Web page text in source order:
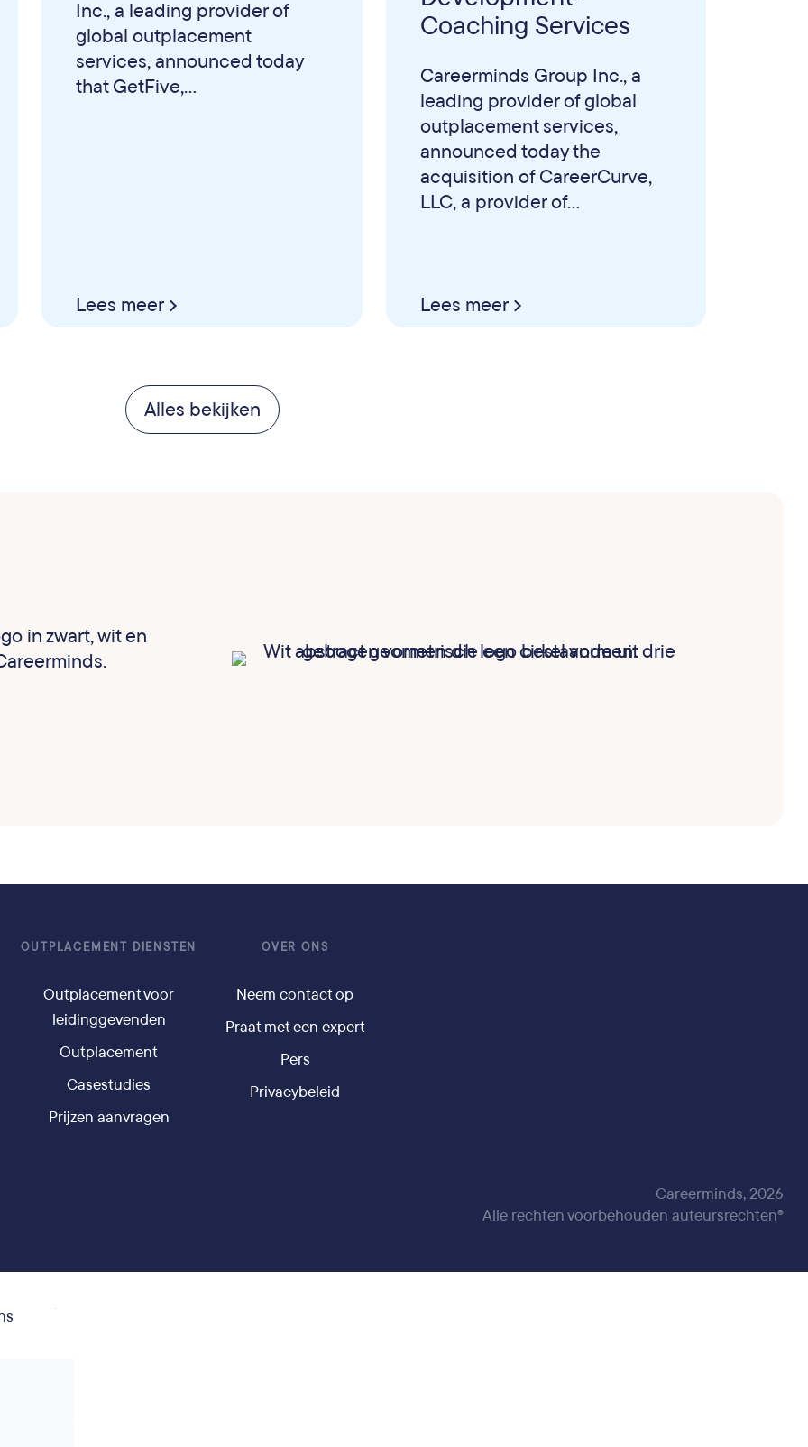
Inc., a leading provider of
global outplacement
services, announced today
that GetFive,...
Lees meer
Coaching Services
Careerminds Group Inc., a
leading provider of global
outplacement services,
announced today the
acquisition of CareerCurve,
LLC, a provider of...
Lees meer
Alles bekijken
in zwart, wit en
OUTPLACEMENT DIENSTEN
Outplacement voor
leidinggevenden
Outplacement
Casestudies
Prijzen aanvragen
OVER ONS
Neem contact op
Praat met een expert
Pers
Privacybeleid
Careerminds, 2026
Alle rechten voorbehouden auteursrechten®